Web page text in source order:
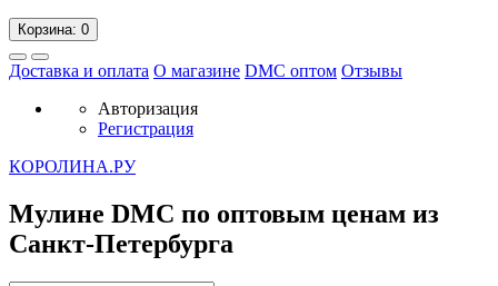
Корзина: 0
Доставка и оплата О магазине DMC оптом Отзывы
Авторизация
Регистрация
КОРОЛИНА.РУ
Мулине DMC по оптовым ценам из
Санкт-Петербурга